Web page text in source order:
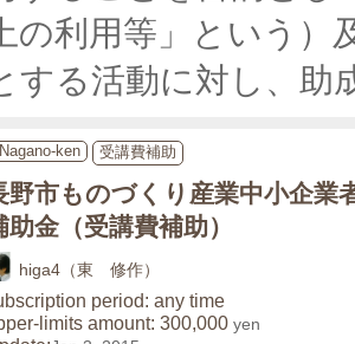
の利用等」という）
する活動に対し、助
ken 受講費補助
野市ものづくり産業中小企業
助金（受講費補助）
higa4（東 修作）
period: any time
limits amount: 300,000 yen